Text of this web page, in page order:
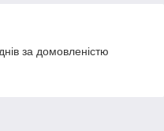
за домовленістю